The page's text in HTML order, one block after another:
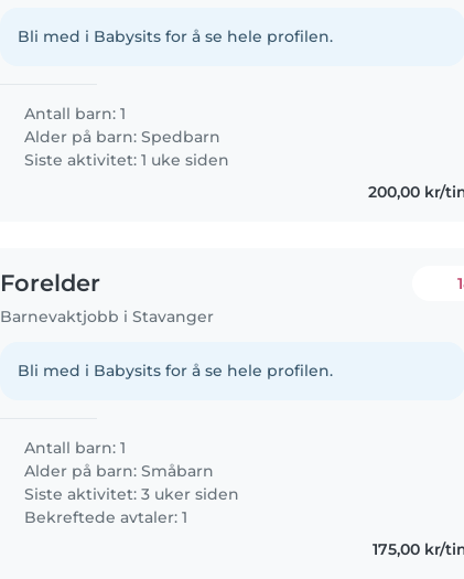
Bli med i Babysits for å se hele profilen.
Antall barn: 1
Alder på barn:Spedbarn
Siste aktivitet: 1 uke siden
200,00 kr/
Forelder
Barnevaktjobb i Stavanger
Bli med i Babysits for å se hele profilen.
Antall barn: 1
Alder på barn:Småbarn
Siste aktivitet: 3 uker siden
Bekreftede avtaler: 1
175,00 kr/